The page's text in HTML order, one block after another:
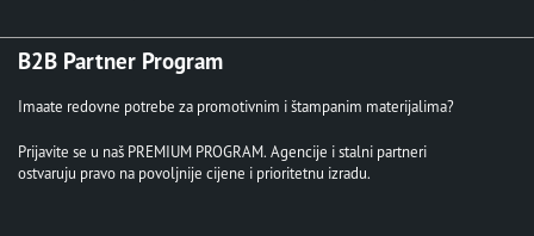
B2B Partner Program
Imaate redovne potrebe za promotivnim i štampanim materijalima?
Prijavite se u naš PREMIUM PROGRAM. Agencije i stalni partneri
ostvaruju pravo na povoljnije cijene i prioritetnu izradu.